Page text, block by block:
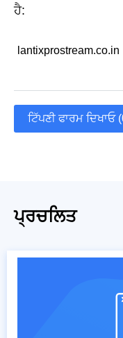
ਹੈ:
lantixprostream.co.in
ਟਿੱਪਣੀ ਫਾਰਮ ਦਿਖਾਓ
ਪ੍ਰਚਲਿਤ